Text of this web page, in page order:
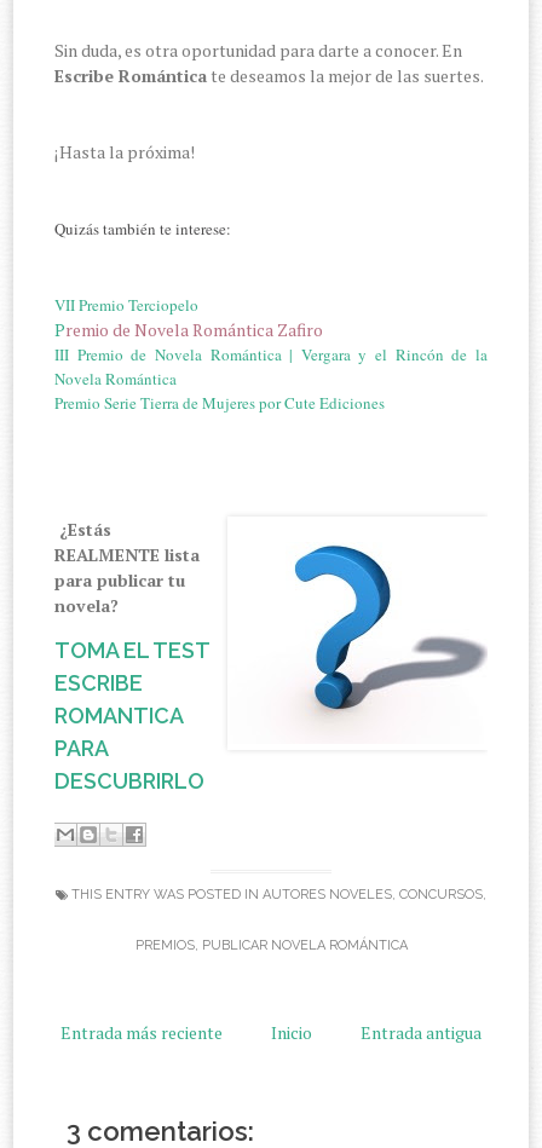
Sin duda, es otra oportunidad para darte a conocer. En
Escribe Romántica te deseamos la mejor de las suertes.
¡Hasta la próxima!
Quizás también te interese:
VII Premio Terciopelo
Premio de Novela Romántica Zafiro
III Premio de Novela Romántica | Vergara y el Rincón de la
Novela Romántica
Premio Serie Tierra de Mujeres por Cute Ediciones
¿Estás
REALMENTE lista
para publicar tu
novela?
TOMA EL TEST
ESCRIBE
ROMANTICA
PARA
DESCUBRIRLO
THIS ENTRY WAS POSTED IN AUTORES NOVELES, CONCURSOS,
PREMIOS, PUBLICAR NOVELA ROMÁNTICA
Entrada más reciente Entrada antigua
Inicio
3 comentarios: